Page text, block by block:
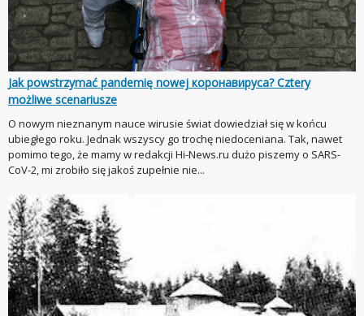
Jak powstrzymać pandemię nowej коронавируса? Cztery
możliwe scenariusze
O nowym nieznanym nauce wirusie świat dowiedział się w końcu
ubiegłego roku. Jednak wszyscy go trochę niedoceniana. Tak, nawet
pomimo tego, że mamy w redakcji Hi-News.ru dużo piszemy o SARS-
CoV-2, mi zrobiło się jakoś zupełnie nie...